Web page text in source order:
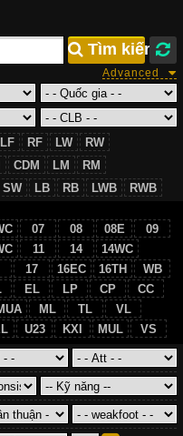
Tìm kiếm
Advanced
LF RF LW RW
CDM LM RM
SW LB RB LWB RWB
07 08 08E
09
11 14
14WC
17 16EC 16TH
WB
EL LP CP
CC
ML TL
VL
U23 KXI MUL VS